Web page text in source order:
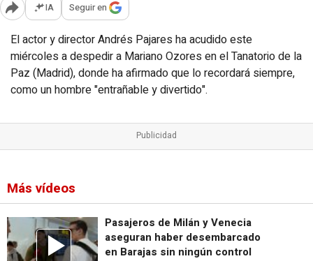
Abrir opciones para compartir
IA Seguir en
El actor y director Andrés Pajares ha acudido este
miércoles a despedir a Mariano Ozores en el Tanatorio de la
Paz (Madrid), donde ha afirmado que lo recordará siempre,
como un hombre "entrañable y divertido".
Más vídeos
Pasajeros de Milán y Venecia
aseguran haber desembarcado
en Barajas sin ningún control